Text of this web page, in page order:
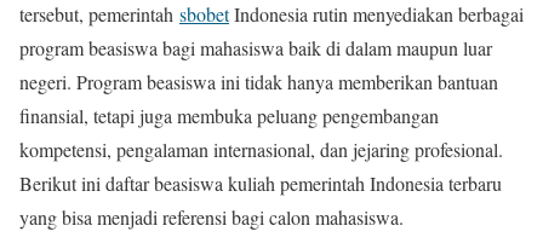
tersebut, pemerintah sbobetIndonesia rutin menyediakan berbagai
program beasiswa bagi mahasiswa baik di dalam maupun luar
negeri. Program beasiswa ini tidak hanya memberikan bantuan
finansial, tetapi juga membuka peluang pengembangan
kompetensi, pengalaman internasional, dan jejaring profesional.
Berikut ini daftar beasiswa kuliah pemerintah Indonesia terbaru
yang bisa menjadi referensi bagi calon mahasiswa.